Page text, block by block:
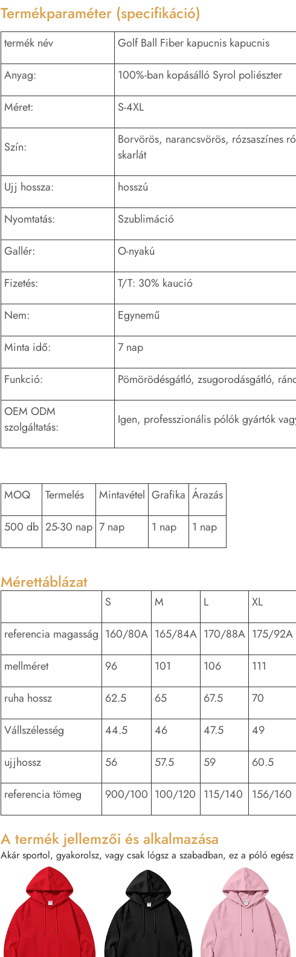
Termékparaméter (specifikáció)
termék név Golf Ball Fiber kapucnis kapucnis
Anyag: 100%-ban kopásálló Syrol poliészter
Méret: S-4XL
Szín:
Borvörös, narancsvörös, rózsaszínes
skarlát
Ujj hossza: hosszú
Nyomtatás: Szublimáció
Gallér: O-nyakú
Fizetés: T/T: 30% kaució
Nem: Egynemű
Minta idő: 7 nap
Funkció: Pömörödésgátló, zsugorodásgátló,
OEM ODM
szolgáltatás:
Igen, professzionális pólók gyártók
MOQ Termelés Mintavétel Grafika Árazás
500 db 25-30 nap 7 nap 1 nap 1 nap
Mérettáblázat
S M L XL
referencia magasság 160/80A 165/84A 170/88A 175/92A
mellméret 96 101 106 111
ruha hossz 62.5 65 67.5 70
Vállszélesség 44.5 46 47.5 49
ujjhossz 56 57.5 59 60.5
referencia tömeg 900/100 100/120 115/140 156/160
A termék jellemzői és alkalmazása
Akár sportol, gyakorolsz, vagy csak lógsz a szabadban, ez a póló